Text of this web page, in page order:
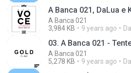
A Banca 021
3,984 KB
9 years ago
03. A Banca 021 -
A Banca 021
5,278 KB
9 years ago